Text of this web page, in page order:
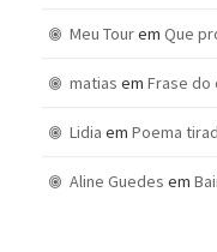
Meu Tourem Que
matias em Frase do
Lidia em Poema
Aline Guedes em